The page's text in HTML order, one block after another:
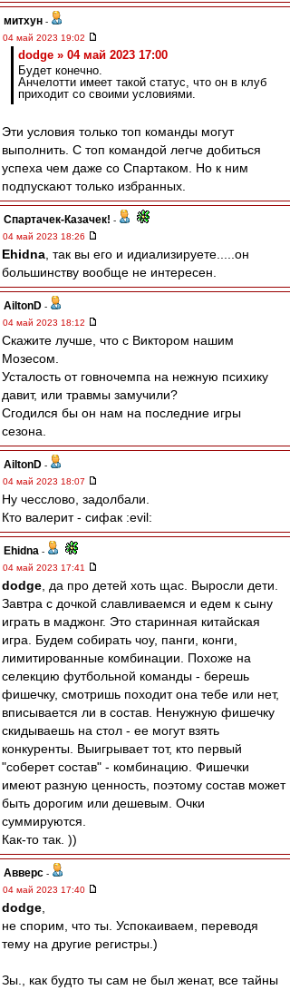
митхун -
04 май 2023 19:02
dodge » 04 май 2023 17:00
Будет конечно.
Анчелотти имеет такой статус, что он в клуб
приходит со своими условиями.
Эти условия только топ команды могут
выполнить. С топ командой легче добиться
успеха чем даже со Спартаком. Но к ним
подпускают только избранных.
Спартачек-Казачек! -
04 май 2023 18:26
Ehidna , так вы его и идиализируете.....он
большинству вообще не интересен.
AiltonD -
04 май 2023 18:12
Скажите лучше, что с Виктором нашим
Мозесом.
Усталость от говночемпа на нежную психику
давит, или травмы замучили?
Сгодился бы он нам на последние игры
сезона.
AiltonD -
04 май 2023 18:07
Ну чесслово, задолбали.
Кто валерит - сифак :evil:
Ehidna -
04 май 2023 17:41
dodge , да про детей хоть щас. Выросли дети.
Завтра с дочкой славливаемся и едем к сыну
играть в маджонг. Это старинная китайская
игра. Будем собирать чоу, панги, конги,
лимитированные комбинации. Похоже на
селекцию футбольной команды - берешь
фишечку, смотришь походит она тебе или нет,
вписывается ли в состав. Ненужную фишечку
скидываешь на стол - ее могут взять
конкуренты. Выигрывает тот, кто первый
"соберет состав" - комбинацию. Фишечки
имеют разную ценность, поэтому состав может
быть дорогим или дешевым. Очки
суммируются.
Как-то так. ))
Авверс -
04 май 2023 17:40
dodge
не спорим, что ты. Успокаиваем, переводя
тему на другие регистры.)
Зы., как будто ты сам не был женат, все тайны